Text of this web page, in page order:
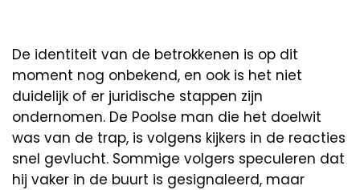
De identiteit van de betrokkenen is op dit
moment nog onbekend, en ook is het niet
duidelijk of er juridische stappen zijn
ondernomen. De Poolse man die het doelwit
was van de trap, is volgens kijkers in de reacties
snel gevlucht. Sommige volgers speculeren dat
hij vaker in de buurt is gesignaleerd, maar